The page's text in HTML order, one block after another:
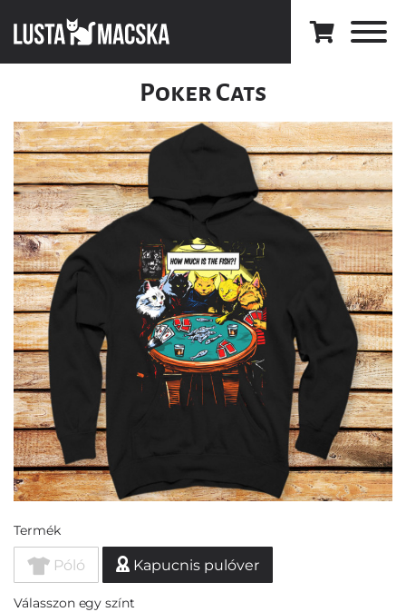
Poker Cats
Termék
Póló Kapucnis pulóver
Válasszon egy színt